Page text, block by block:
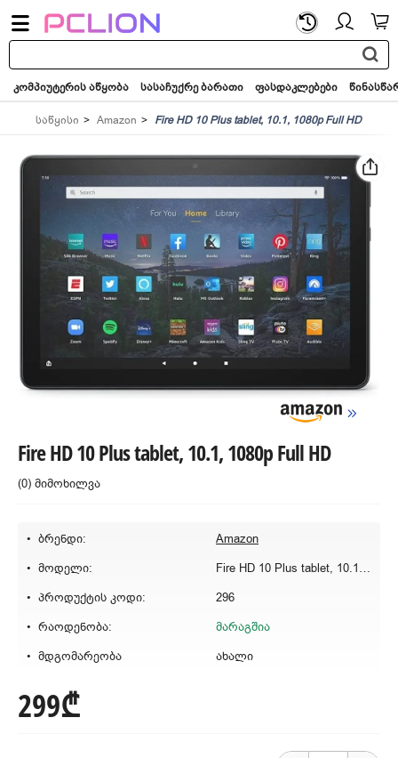
საძიებო
სიტყვა...
კომპიუტერის აწყობა სასაჩუქრე ბარათი ფასდაკლებები
საწყისი Amazon Fire HD 10 Plus tablet, 10.1, 1080p Full HD
Fire HD 10 Plus tablet, 10.1, 1080p Full HD
(0) მიმოხილვა
ბრენდი:
Amazon
მოდელი:
Fire HD 10 Plus tablet, 10.1, 1080p Full HD
პროდუქტის კოდი:
296
რაოდენობა:
მარაგშია
მდგომარეობა
ახალი
299₾